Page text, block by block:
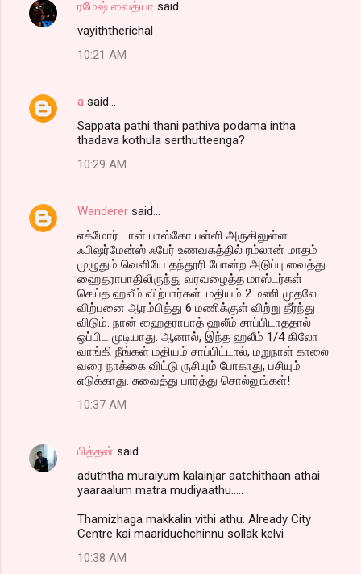
ரமேஷ் வைத்யா said…
vayiththerichal
10:21 AM
a said…
Sappata pathi thani pathiva podama intha
thadava kothula serthutteenga?
10:29 AM
Wanderer said…
எக்மோர் டான் பாஸ்கோ பள்ளி அருகிலுள்ள
ஃபிஷர்மேன்ஸ் ஃபேர் உணவகத்தில் ரம்லான் மாதம்
முழுதும் வெளியே தந்தூரி போன்ற அடுப்பு வைத்து
ஹைதராபாதிலிருந்து வரவழைத்த மாஸ்டர்கள்
செய்த ஹலீம் விற்பார்கள். மதியம் 2 மணி முதலே
விற்பனை ஆரம்பித்து 6 மணிக்குள் விற்று தீர்ந்து
விடும். நான் ஹைதராபாத் ஹலீம் சாப்பிடாததால்
ஒப்பிட முடியாது. ஆனால், இந்த ஹலீம் 1/4 கிலோ
வாங்கி நீங்கள் மதியம் சாப்பிட்டால், மறுநாள் காலை
வரை நாக்கை விட்டு ருசியும் போகாது, பசியும்
எடுக்காது. சுவைத்து பார்த்து சொல்லுங்கள்!
10:37 AM
பித்தன் said…
aduththa muraiyum kalainjar aatchithaan athai
yaaraalum matra mudiyaathu.....
Thamizhaga makkalin vithi athu. Already City
Centre kai maariduchchinnu sollak kelvi
10:38 AM